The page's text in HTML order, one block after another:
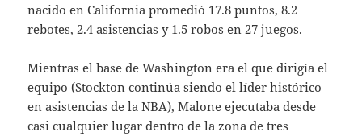
nacido en California promedió 17.8 puntos, 8.2
rebotes, 2.4 asistencias y 1.5 robos en 27 juegos.
Mientras el base de Washington era el que dirigía el
equipo (Stockton continúa siendo el líder histórico
en asistencias de la NBA), Malone ejecutaba desde
casi cualquier lugar dentro de la zona de tres